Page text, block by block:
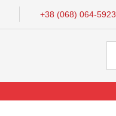
+38 (068) 064-5923